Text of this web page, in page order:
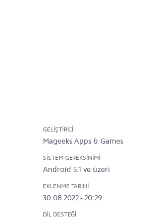
GELIŞTIRICI
Mageeks Apps & Games
SISTEM GEREKSINIMI
Android 5.1 ve üzeri
EKLENME TARIHI
30.08.2022 - 20:29
DIL DESTEĞI